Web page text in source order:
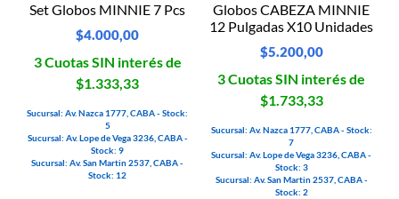
Set Globos MINNIE 7 Pcs
$4.000,00
3 Cuotas SIN interés de
$1.333,33
Sucursal: Av. Nazca 1777, CABA - Stock:
5
Sucursal: Av. Lope de Vega 3236, CABA -
Stock: 9
Sucursal: Av. San Martin 2537, CABA -
Stock: 12
Globos CABEZA MINNIE
12 Pulgadas X10 Unidades
$5.200,00
3 Cuotas SIN interés de
$1.733,33
Sucursal: Av. Nazca 1777, CABA - Stock:
7
Sucursal: Av. Lope de Vega 3236, CABA -
Stock: 3
Sucursal: Av. San Martin 2537, CABA -
Stock: 2